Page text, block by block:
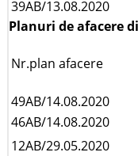
39AB/13.08.2020
Planuri de afacere
Nr.plan afacere
49AB/14.08.2020
46AB/14.08.2020
12AB/29.05.2020